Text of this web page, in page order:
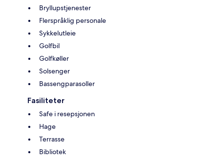
Bryllupstjenester
Flerspråklig personale
Sykkelutleie
Golfbil
Golfkøller
Solsenger
Bassengparasoller
Fasiliteter
Safe i resepsjonen
Hage
Terrasse
Bibliotek